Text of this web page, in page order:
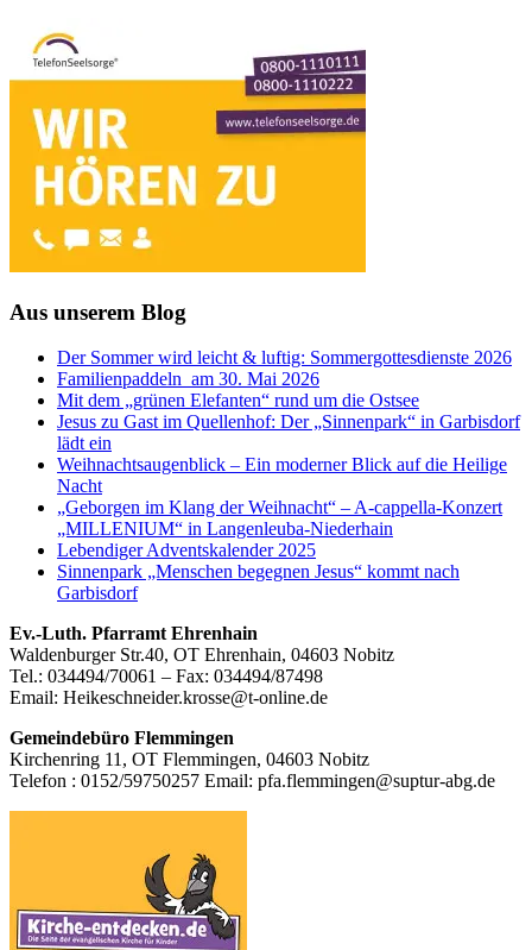
Aus unserem Blog
Der Sommer wird leicht & luftig: Sommergottesdienste 2026
Familienpaddeln am 30. Mai 2026
Mit dem „grünen Elefanten“ rund um die Ostsee
Jesus zu Gast im Quellenhof: Der „Sinnenpark“ in Garbisdorf
lädt ein
Weihnachtsaugenblick – Ein moderner Blick auf die Heilige
Nacht
„Geborgen im Klang der Weihnacht“ – A-cappella-Konzert
„MILLENIUM“ in Langenleuba-Niederhain
Lebendiger Adventskalender 2025
Sinnenpark „Menschen begegnen Jesus“ kommt nach
Garbisdorf
Footer
Inhalt
Ev.-Luth. Pfarramt Ehrenhain
Waldenburger Str.40, OT Ehrenhain, 04603 Nobitz
Tel.: 034494/70061 – Fax: 034494/87498
Email: Heikeschneider.krosse@t-online.de
Gemeindebüro Flemmingen
Kirchenring 11, OT Flemmingen, 04603 Nobitz
Telefon : 0152/59750257 Email: pfa.flemmingen@suptur-abg.de